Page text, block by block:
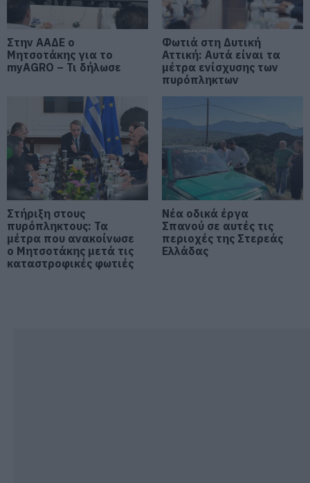
Αυτοψία στα καμένα: 37 σπίτια
κρίθηκαν κατεδαφιστέα στο
Πόρτο Γερμενό
07.08.2026 | 17:40
Εύβοια: Αυτός είναι ο 36χρονος
επιχειρηματίας πού έχασε την
ζωή του
07.08.2026 | 17:20
Οδηγός λεωφορείου υπέστη
καρδιακό επεισόδιο ενώ οδηγούσε
07.08.2026 | 17:00
Αυγουστιάτικη απόβαση στην
Εύβοια – «Κόκκινο» πριν από την
Υψηλή Γέφυρα Χαλκίδας
Στην ΑΑΔΕ ο
Μητσοτάκης για το
myAGRO – Τι δήλωσε
Φωτιά στη Δυτική
Αττική: Αυτά είναι τα
μέτρα ενίσχυσης των
πυρόπληκτων
Στήριξη στους
πυρόπληκτους: Τα
μέτρα που ανακοίνωσε
ο Μητσοτάκης μετά τις
καταστροφικές φωτιές
Νέα οδικά έργα
Σπανού σε αυτές τις
περιοχές της Στερεάς
Ελλάδας